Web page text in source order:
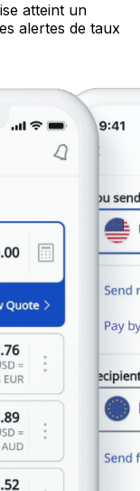
atteint un
alertes de taux